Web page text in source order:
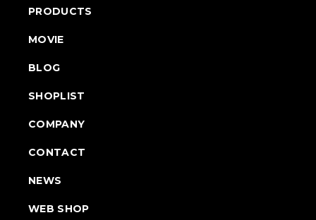
PRODUCTS
MOVIE
BLOG
SHOPLIST
COMPANY
CONTACT
NEWS
WEB SHOP